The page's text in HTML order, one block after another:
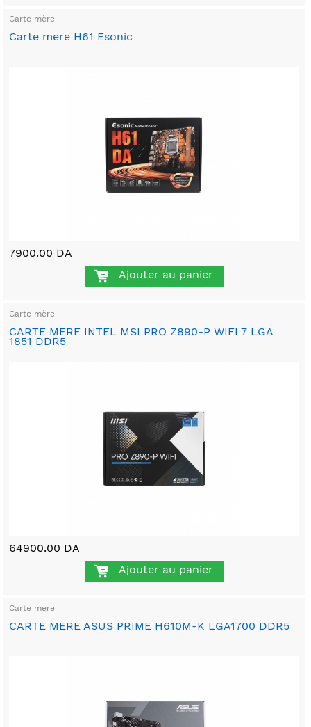
Carte mère
Carte mere H61 Esonic
7900.00 DA
Ajouter au panier
Carte mère
CARTE MERE INTEL MSI PRO Z890-P WIFI 7 LGA
1851 DDR5
64900.00 DA
Ajouter au panier
Carte mère
CARTE MERE ASUS PRIME H610M-K LGA1700 DDR5